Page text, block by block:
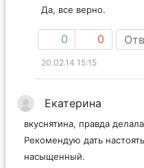
Да, все верно.
0 0
20.02.14 15:15
Екатерина
вкуснятина, правда
Рекомендую дать
насыщенный.